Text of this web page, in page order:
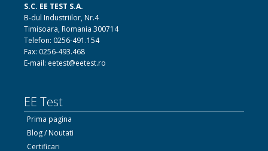
S.C. EE TEST S.A.
B-dul Industriilor, Nr.4
Timisoara, Romania 300714
Telefon: 0256-491.154
Fax: 0256-493.468
E-mail: eetest@eetest.ro
EE Test
Prima pagina
Blog / Noutati
Certificari